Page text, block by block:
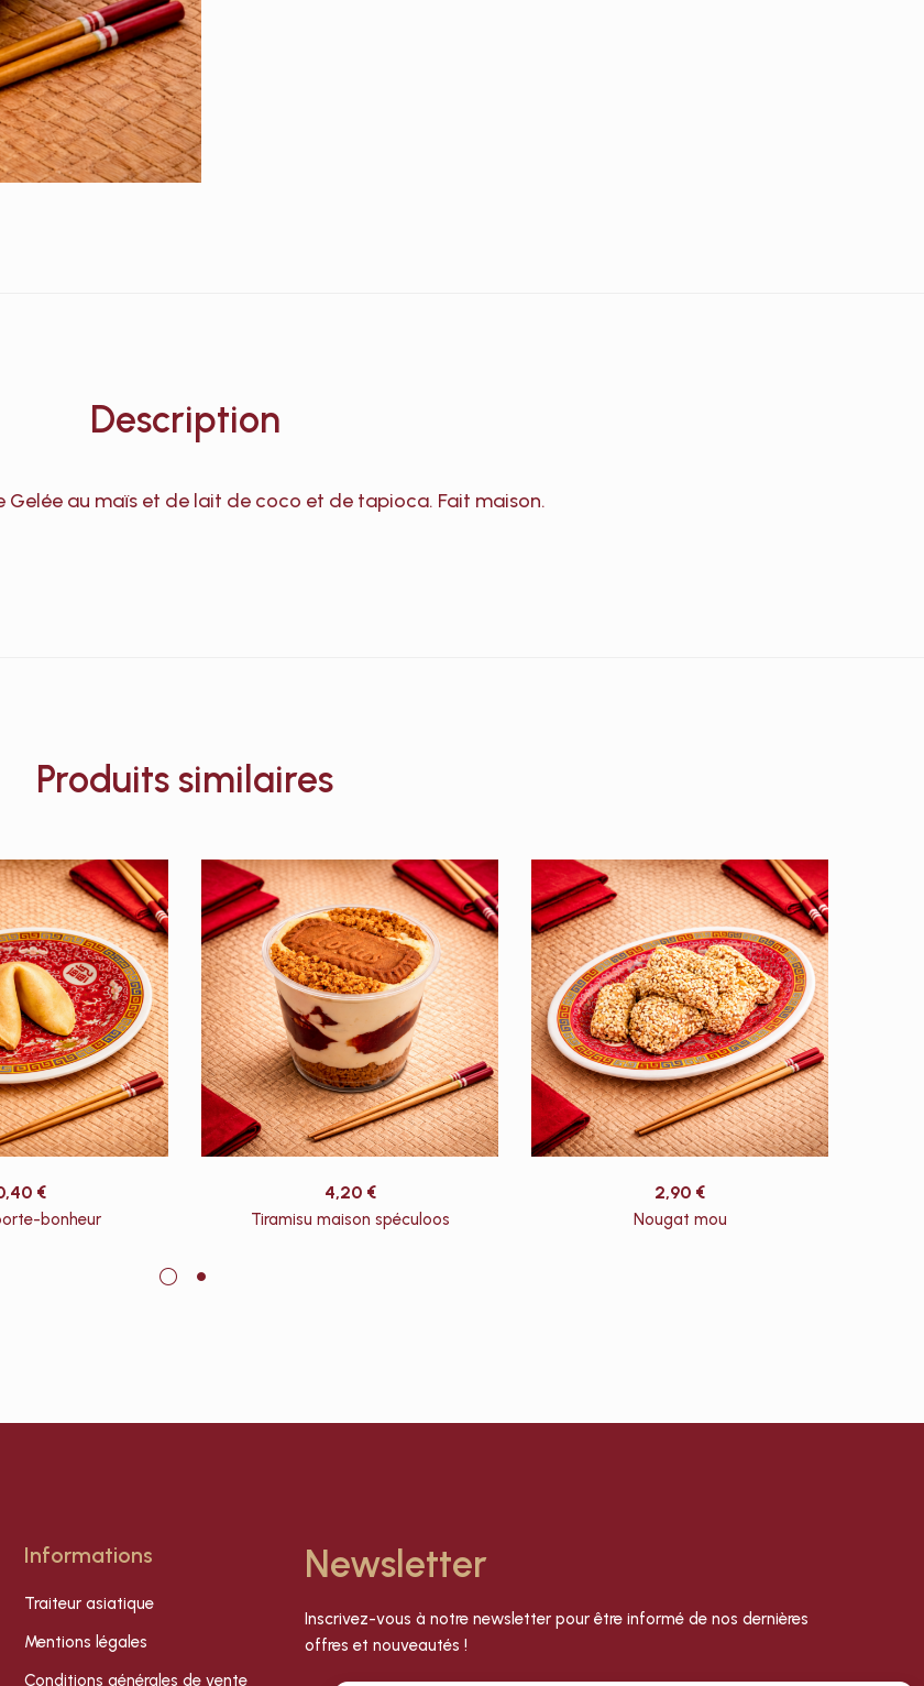
Description
Gelée au maïs et de lait de coco et de tapioca. Fait maison.
Produits similaires
€
bonheur
4,20 €
Tiramisu maison spéculoos
2,90 €
Nougat mou
Informations
Traiteur asiatique
Mentions légales
Conditions générales de vente
Newsletter
Inscrivez-vous à notre newsletter pour être informé de nos dernières
offres et nouveautés !